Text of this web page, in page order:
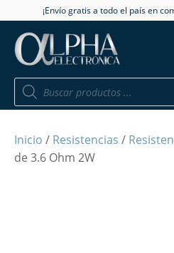
¡Envío gratis a todo el país en
Búsqueda
productos
Inicio / Resistencias /
de 3.6 Ohm 2W